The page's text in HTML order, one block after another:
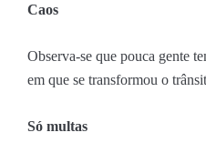
Caos
Observa-se que pouca gente
em que se transformou o
Só multas